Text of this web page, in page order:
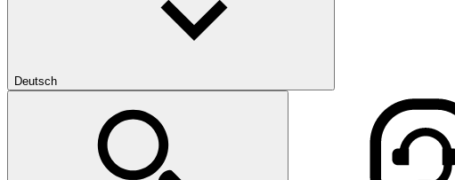
Deutsch